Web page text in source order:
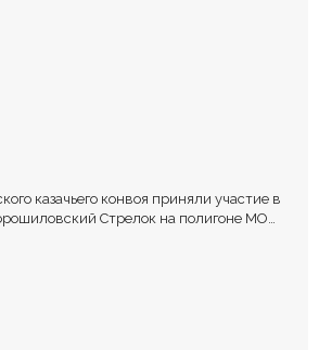
казачьего конвоя приняли участие в
Стрелок на полигоне МО